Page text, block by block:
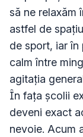
să ne relaxăm
astfel de
de sport, iar în
calm între
agitația
În fața școlii
deveni exact
nevoie. Acum